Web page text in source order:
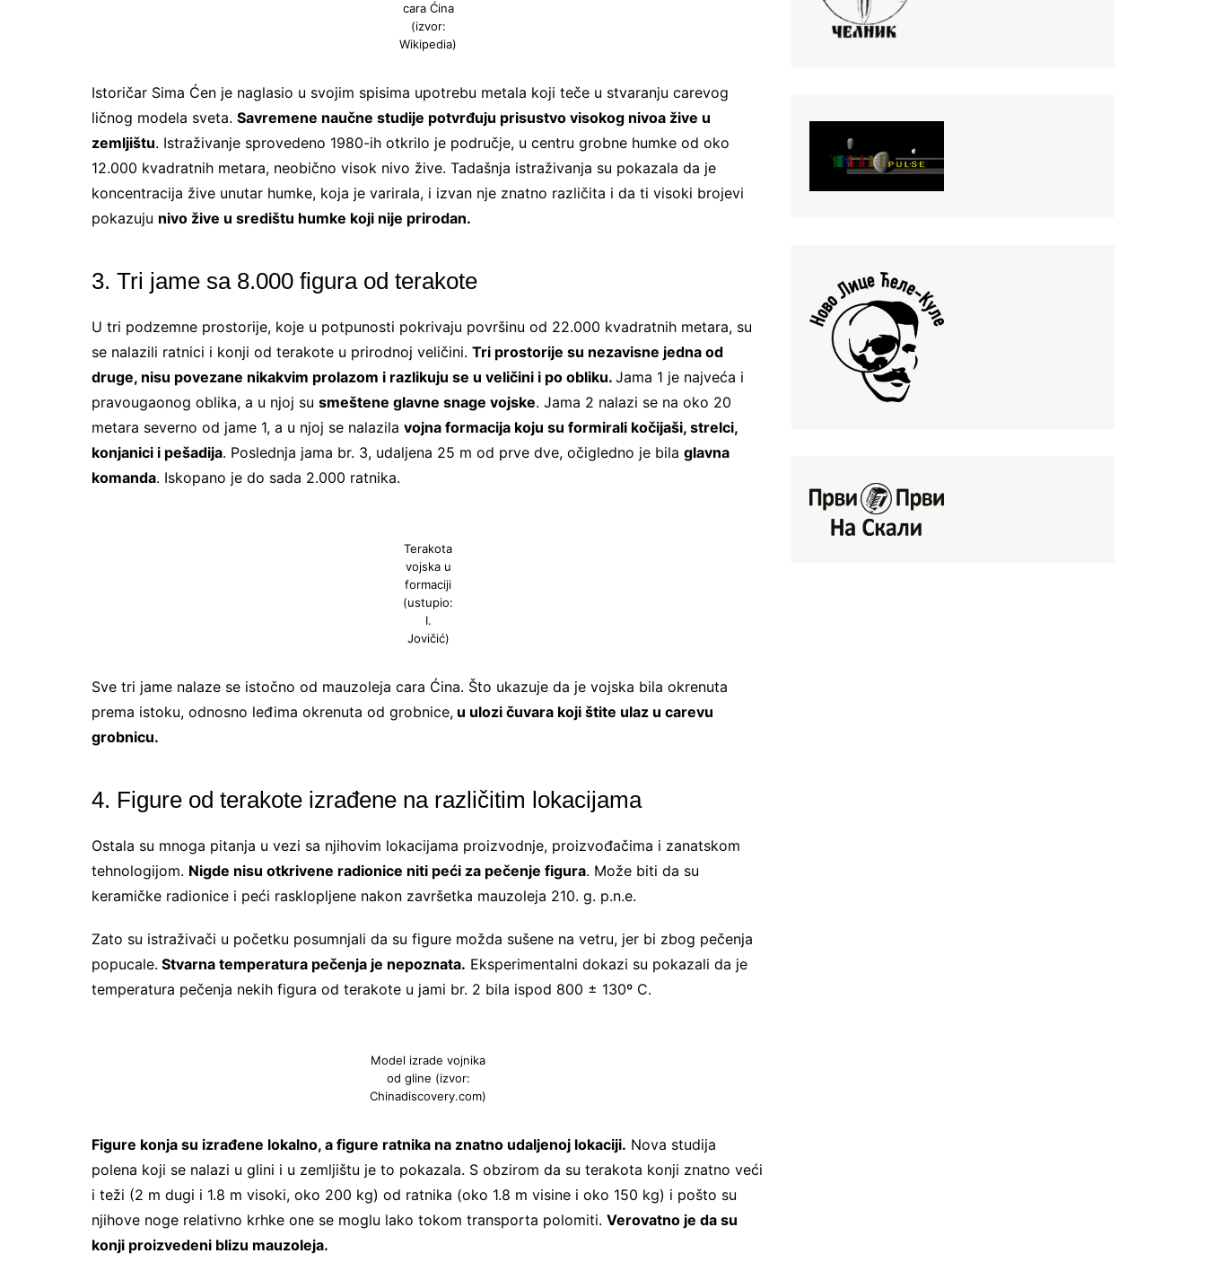
cara Ćina
(izvor:
Wikipedia)
Istoričar Sima Ćen je naglasio u svojim spisima upotrebu metala koji teče u stvaranju carevog
ličnog modela sveta. Savremene naučne studije potvrđuju prisustvo visokog nivoa žive u
zemljištu. Istraživanje sprovedeno 1980-ih otkrilo je područje, u centru grobne humke od oko
12.000 kvadratnih metara, neobično visok nivo žive. Tadašnja istraživanja su pokazala da je
koncentracija žive unutar humke, koja je varirala, i izvan nje znatno različita i da ti visoki brojevi
pokazuju nivo žive u središtu humke koji nije prirodan.
3. Tri jame sa 8.000 figura od terakote
U tri podzemne prostorije, koje u potpunosti pokrivaju površinu od 22.000 kvadratnih metara, su
se nalazili ratnici i konji od terakote u prirodnoj veličini. Tri prostorije su nezavisne jedna od
druge, nisu povezane nikakvim prolazom i razlikuju se u veličini i po obliku. Jama 1 je najveća i
pravougaonog oblika, a u njoj su smeštene glavne snage vojske. Jama 2 nalazi se na oko 20
metara severno od jame 1, a u njoj se nalazila vojna formacija koju su formirali kočijaši, strelci,
konjanici i pešadija. Poslednja jama br. 3, udaljena 25 m od prve dve, očigledno je bila glavna
komanda. Iskopano je do sada 2.000 ratnika.
Terakota
vojska u
formaciji
(ustupio:
I.
Jovičić)
Sve tri jame nalaze se istočno od mauzoleja cara Ćina. Što ukazuje da je vojska bila okrenuta
prema istoku, odnosno leđima okrenuta od grobnice, u ulozi čuvara koji štite ulaz u carevu
grobnicu.
4. Figure od terakote izrađene na različitim lokacijama
Ostala su mnoga pitanja u vezi sa njihovim lokacijama proizvodnje, proizvođačima i zanatskom
tehnologijom. Nigde nisu otkrivene radionice niti peći za pečenje figura. Može biti da su
keramičke radionice i peći rasklopljene nakon završetka mauzoleja 210. g. p.n.e.
Zato su istraživači u početku posumnjali da su figure možda sušene na vetru, jer bi zbog pečenja
popucale. Stvarna temperatura pečenja je nepoznata. Eksperimentalni dokazi su pokazali da je
temperatura pečenja nekih figura od terakote u jami br. 2 bila ispod 800 ± 130º C.
Model izrade vojnika
od gline (izvor:
Chinadiscovery.com)
Figure konja su izrađene lokalno, a figure ratnika na znatno udaljenoj lokaciji. Nova studija
polena koji se nalazi u glini i u zemljištu je to pokazala. S obzirom da su terakota konji znatno veći
i teži (2 m dugi i 1.8 m visoki, oko 200 kg) od ratnika (oko 1.8 m visine i oko 150 kg) i pošto su
njihove noge relativno krhke one se moglu lako tokom transporta polomiti. Verovatno je da su
konji proizvedeni blizu mauzoleja.